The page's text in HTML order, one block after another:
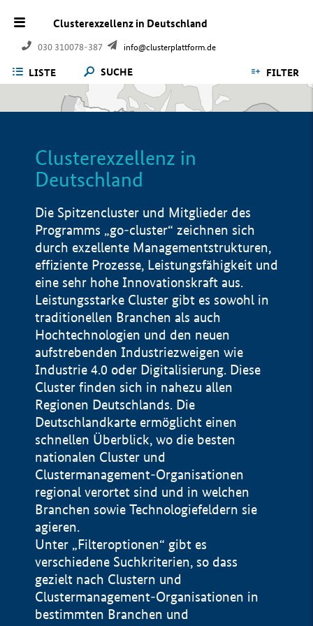
Clusterexzellenz in Deutschland
030 310078-387 info@clusterplattform.de
LISTE SUCHE FILTER
Clusterexzellenz in
Deutschland
Die Spitzencluster und Mitglieder des
Programms „go-cluster“ zeichnen sich
durch exzellente Managementstrukturen,
effiziente Prozesse, Leistungsfähigkeit und
eine sehr hohe Innovationskraft aus.
Leistungsstarke Cluster gibt es sowohl in
traditionellen Branchen als auch
Hochtechnologien und den neuen
aufstrebenden Industriezweigen wie
Industrie 4.0 oder Digitalisierung. Diese
Cluster finden sich in nahezu allen
Regionen Deutschlands. Die
Deutschlandkarte ermöglicht einen
schnellen Überblick, wo die besten
nationalen Cluster und
Clustermanagement-Organisationen
regional verortet sind und in welchen
Branchen sowie Technologiefeldern sie
agieren.
Unter „Filteroptionen“ gibt es
verschiedene Suchkriterien, so dass
gezielt nach Clustern und
Clustermanagement-Organisationen in
bestimmten Branchen und
Impressum
Datenschutzerklärung
BMWE, 2026 ©
100 km © Geobasis-DE / BKG 2015